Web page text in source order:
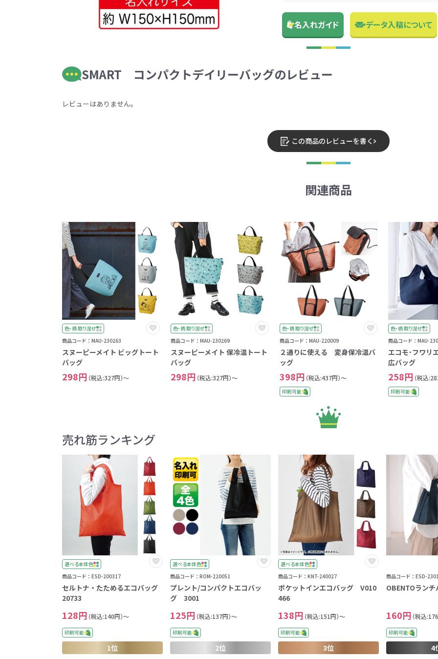
名入れガイド データ入稿について
SMART コンパクトデイリーバッグのレビュー
レビューはありません。
この商品のレビューを書く
関連商品
色・柄 取り混ぜ
商品コード：MAU-230263
スヌーピーメイト ビッグトート
バッグ
298円 （税込:327円）～
色・柄 取り混ぜ
商品コード：MAU-230269
スヌーピーメイト 保冷温トート
バッグ
298円 （税込:327円）～
色・柄 取り混ぜ
商品コード：MAU-220009
２通りに使える 変身保冷温バ
ッグ
398円 （税込:437円）～
印刷可能
色・柄 取り混ぜ
商品コード：MAU-
エコモ･フワリ
広バッグ
258円 （税込
印刷可能
売れ筋ランキング
選べる本体色
商品コード：ESD-200317
セルトナ・たためるエコバッグ
20733
128円 （税込:140円）～
印刷可能
1位
選べる本体色
商品コード：ROM-220051
プレント/コンパクトエコバッ
グ 3001
125円 （税込:137円）～
印刷可能
2位
選べる本体色
商品コード：KNT-240027
ポケットインエコバッグ V010
466
138円 （税込:151円）～
印刷可能
3位
商品コード：ESD-
OBENTOラン
160円 （税込
印刷可能
4